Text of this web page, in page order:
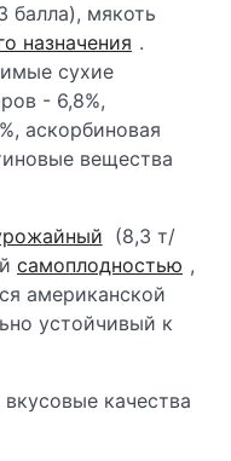
балла), мякоть
назначения .
сухие
- 6,8%,
аскорбиновая
вещества
(8,3 т/
самоплодностью ,
американской
устойчивый к
качества